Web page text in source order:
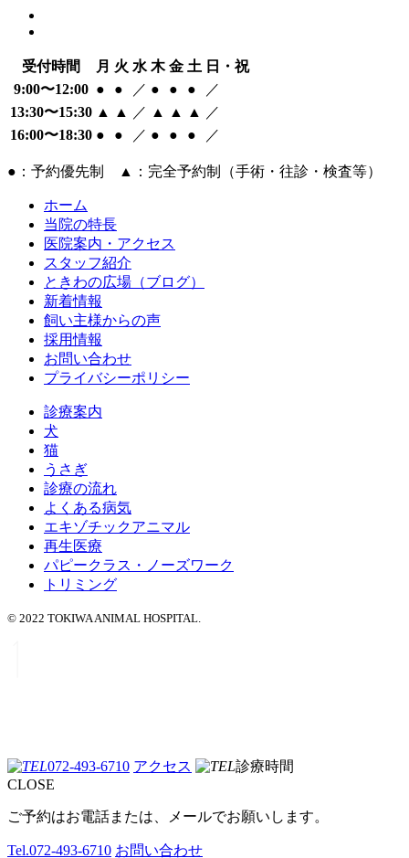
受付時間 月 火 水 木 金 土 日・祝
9:00〜12:00 ● ● ／ ● ● ●
／
13:30〜15:30 ▲ ▲ ／ ▲ ▲ ▲
／
16:00〜18:30 ● ● ／ ● ● ● ／
●：予約優先制 ▲：完全予約制（手術・往診・検査等）
ホーム
当院の特長
医院案内・アクセス
スタッフ紹介
ときわの広場（ブログ）
新着情報
飼い主様からの声
採用情報
お問い合わせ
プライバシーポリシー
診療案内
犬
猫
うさぎ
診療の流れ
よくある病気
エキゾチックアニマル
再生医療
パピークラス・ノーズワーク
トリミング
© 2022 TOKIWA ANIMAL HOSPITAL.
072-493-6710 アクセス
診療時間
CLOSE
ご予約はお電話または、メールでお願いします。
Tel.072-493-6710 お問い合わせ